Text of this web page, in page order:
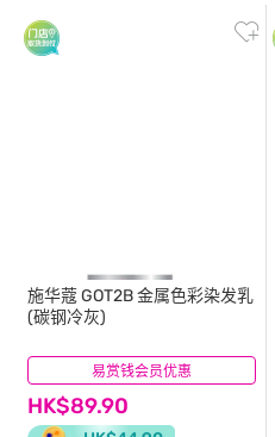
易赏钱会员优惠
施华蔻GOT2B 金属色彩染发乳
(碳钢冷灰)
HK$89.90
(1)